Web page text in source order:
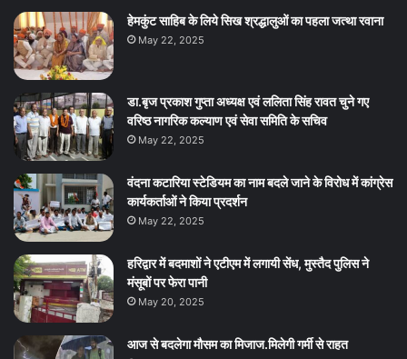
हेमकुंट साहिब के लिये सिख श्रद्धालुओं का पहला जत्था रवाना
May 22, 2025
डा.बृज प्रकाश गुप्ता अध्यक्ष एवं ललिता सिंह रावत चुने गए
वरिष्ठ नागरिक कल्याण एवं सेवा समिति के सचिव
May 22, 2025
वंदना कटारिया स्टेडियम का नाम बदले जाने के विरोध में कांग्रेस
कार्यकर्ताओं ने किया प्रदर्शन
May 22, 2025
हरिद्वार में बदमाशों ने एटीएम में लगायी सेंध, मुस्तैद पुलिस ने
मंसूबों पर फेरा पानी
May 20, 2025
आज से बदलेगा मौसम का मिजाज.मिलेगी गर्मी से राहत